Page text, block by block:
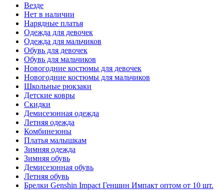
Везде
Нет в наличии
Нарядные платья
Одежда для девочек
Одежда для мальчиков
Обувь для девочек
Обувь для мальчиков
Новогодние костюмы для девочек
Новогодние костюмы для мальчиков
Школьные рюкзаки
Детские ковры
Скидки
Демисезонная одежда
Летняя одежда
Комбинезоны
Платья малышкам
Зимняя одежда
Зимняя обувь
Демисезонная обувь
Летняя обувь
Брелки Genshin Impact Геншин Импакт оптом от 10 шт.